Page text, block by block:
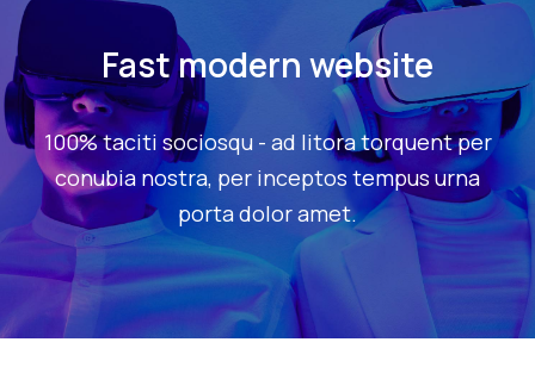
Fast modern website
100% taciti sociosqu - ad litora torquent per
conubia nostra, per inceptos tempus urna
porta dolor amet.